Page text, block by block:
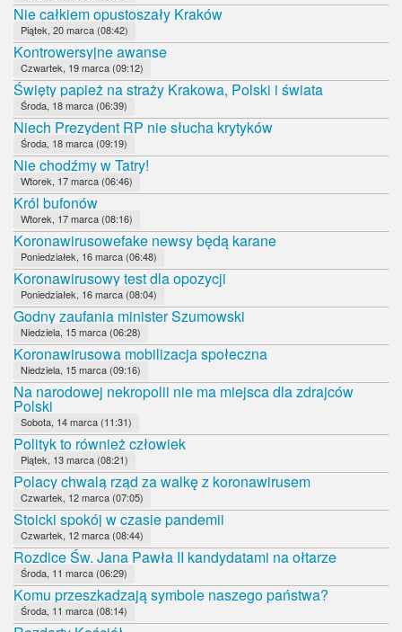
Nie całkiem opustoszały Kraków
Piątek, 20 marca (08:42)
Kontrowersyjne awanse
Czwartek, 19 marca (09:12)
Święty papież na straży Krakowa, Polski i świata
Środa, 18 marca (06:39)
Niech Prezydent RP nie słucha krytyków
Środa, 18 marca (09:19)
Nie chodźmy w Tatry!
Wtorek, 17 marca (06:46)
Król bufonów
Wtorek, 17 marca (08:16)
Koronawirusowefake newsy będą karane
Poniedziałek, 16 marca (06:48)
Koronawirusowy test dla opozycji
Poniedziałek, 16 marca (08:04)
Godny zaufania minister Szumowski
Niedziela, 15 marca (06:28)
Koronawirusowa mobilizacja społeczna
Niedziela, 15 marca (09:16)
Na narodowej nekropolii nie ma miejsca dla zdrajców
Polski
Sobota, 14 marca (11:31)
Polityk to również człowiek
Piątek, 13 marca (08:21)
Polacy chwalą rząd za walkę z koronawirusem
Czwartek, 12 marca (07:05)
Stoicki spokój w czasie pandemii
Czwartek, 12 marca (08:44)
Rozdice Św. Jana Pawła II kandydatami na ołtarze
Środa, 11 marca (06:29)
Komu przeszkadzają symbole naszego państwa?
Środa, 11 marca (08:14)